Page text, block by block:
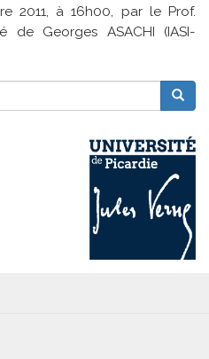
2011, à 16h00, par le Prof.
de Georges ASACHI (IASI-